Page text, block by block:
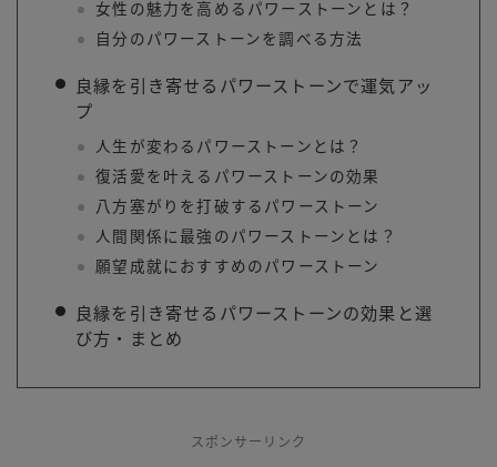
女性の魅力を高めるパワーストーンとは？
自分のパワーストーンを調べる方法
良縁を引き寄せるパワーストーンで運気アッ
プ
人生が変わるパワーストーンとは？
復活愛を叶えるパワーストーンの効果
八方塞がりを打破するパワーストーン
人間関係に最強のパワーストーンとは？
願望成就におすすめのパワーストーン
良縁を引き寄せるパワーストーンの効果と選
び方・まとめ
スポンサーリンク